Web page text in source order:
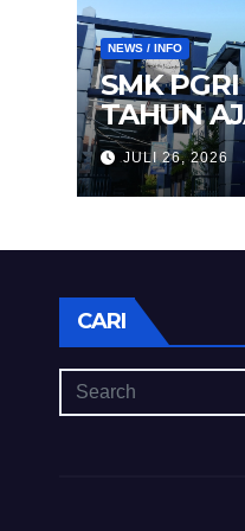
NEWS / INFO
SMK PGRI
TAHUN
2026/2027
JULI 26, 2026
CARI